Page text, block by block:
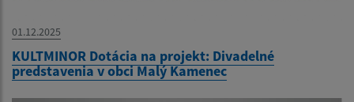
01.12.2025
KULTMINOR Dotácia na projekt: Divadelné
predstavenia v obci Malý Kamenec